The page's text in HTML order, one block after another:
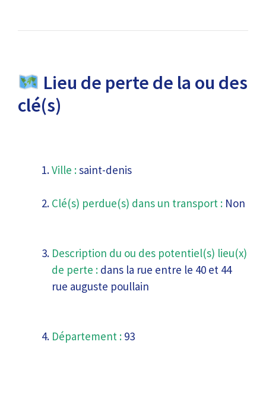
Lieu de perte de la ou des
clé(s)
Ville :saint-denis
Clé(s) perdue(s) dans un transport : Non
Description du ou des potentiel(s) lieu(x)
de perte : dans la rue entre le 40 et 44
rue auguste poullain
Département : 93